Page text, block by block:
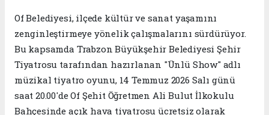
Of Belediyesi, ilçede kültür ve sanat yaşamını
zenginleştirmeye yönelik çalışmalarını sürdürüyor.
Bu kapsamda Trabzon Büyükşehir Belediyesi Şehir
Tiyatrosu tarafından hazırlanan "Ünlü Show" adlı
müzikal tiyatro oyunu, 14 Temmuz 2026 Salı günü
saat 20.00'de Of Şehit Öğretmen Ali Bulut İlkokulu
Bahçesinde açık hava tiyatrosu ücretsiz olarak